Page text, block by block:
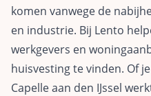
komen vanwege de
en industrie. Bij Lento
werkgevers en
huisvesting te vinden. Of
Capelle aan den IJssel